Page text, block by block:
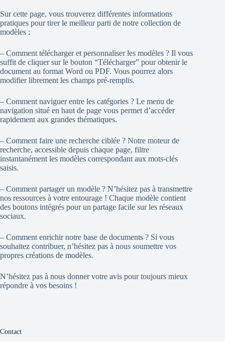
Sur cette page, vous trouverez différentes informations
pratiques pour tirer le meilleur parti de notre collection de
modèles :
– Comment télécharger et personnaliser les modèles ? Il vous
suffit de cliquer sur le bouton “Télécharger” pour obtenir le
document au format Word ou PDF. Vous pourrez alors
modifier librement les champs pré-remplis.
– Comment naviguer entre les catégories ? Le menu de
navigation situé en haut de page vous permet d’accéder
rapidement aux grandes thématiques.
– Comment faire une recherche ciblée ? Notre moteur de
recherche, accessible depuis chaque page, filtre
instantanément les modèles correspondant aux mots-clés
saisis.
– Comment partager un modèle ? N’hésitez pas à transmettre
nos ressources à votre entourage ! Chaque modèle contient
des boutons intégrés pour un partage facile sur les réseaux
sociaux.
– Comment enrichir notre base de documents ? Si vous
souhaitez contribuer, n’hésitez pas à nous soumettre vos
propres créations de modèles.
N’hésitez pas à nous donner votre avis pour toujours mieux
répondre à vos besoins !
Contact